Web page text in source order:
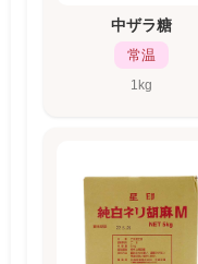
中ザラ糖
常温
1kg